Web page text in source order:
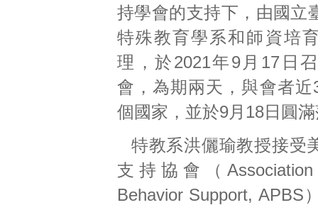
持學會的支持下，由國立
特殊教育學系和師資培
理，於2021年9月17日
會，為期兩天，與會者近
個國家，並於9月18日圓
特教系洪儷瑜教授接受
支持協會（Association
Behavior Support, APBS